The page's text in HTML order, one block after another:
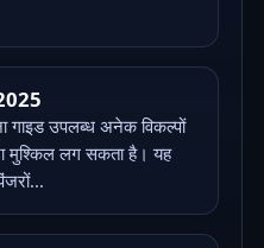
उपलब्ध अनेक विकल्पों
मुश्किल लग सकता है। यह